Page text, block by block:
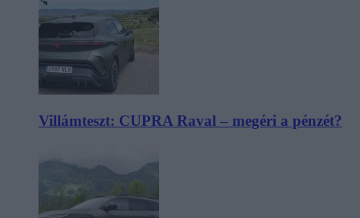
Villámteszt: CUPRA Raval – megéri a pénzét?